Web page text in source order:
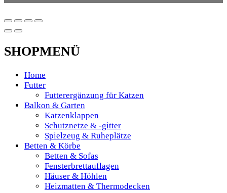
SHOPMENÜ
Home
Futter
Futterergänzung für Katzen
Balkon & Garten
Katzenklappen
Schutznetze & -gitter
Spielzeug & Ruheplätze
Betten & Körbe
Betten & Sofas
Fensterbrettauflagen
Häuser & Höhlen
Heizmatten & Thermodecken